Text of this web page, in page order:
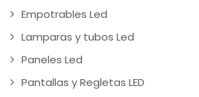
Empotrables Led
Lamparas y tubos Led
Paneles Led
Pantallas y Regletas LED